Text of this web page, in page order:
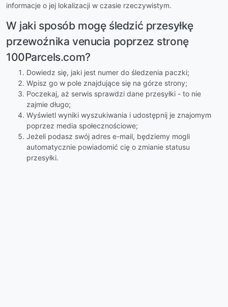
informacje o jej lokalizacji w czasie rzeczywistym.
W jaki sposób mogę śledzić przesyłkę
przewoźnika venucia poprzez stronę
100Parcels.com?
Dowiedz się, jaki jest numer do śledzenia paczki;
Wpisz go w pole znajdujące się na górze strony;
Poczekaj, aż serwis sprawdzi dane przesyłki - to nie
zajmie długo;
Wyświetl wyniki wyszukiwania i udostępnij je znajomym
poprzez media społecznościowe;
Jeżeli podasz swój adres e-mail, będziemy mogli
automatycznie powiadomić cię o zmianie statusu
przesyłki.